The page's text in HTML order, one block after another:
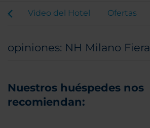
Video del Hotel Ofertas
opiniones: NH Milano Fiera
Nuestros huéspedes nos
recomiendan: